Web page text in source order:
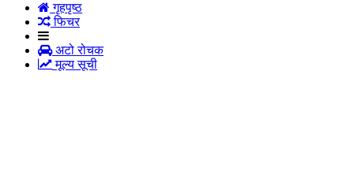
गृहपृष्‍ठ
फिचर
अटो रोचक
मूल्य सूची